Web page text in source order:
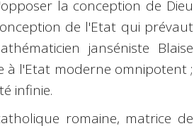
la conception de Dieu
de l'Etat qui prévaut
janséniste Blaise
à l'Etat moderne omnipotent ;
infinie.
romaine, matrice de